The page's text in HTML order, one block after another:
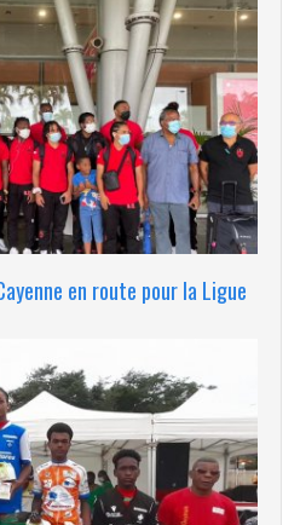
en route pour la Ligue